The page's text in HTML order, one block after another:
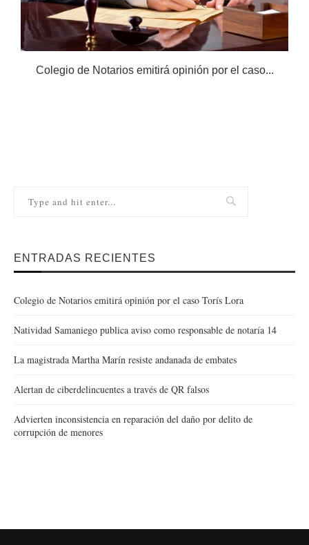
Colegio de Notarios emitirá opinión por el caso...
ENTRADAS RECIENTES
Colegio de Notarios emitirá opinión por el caso Torís Lora
Natividad Samaniego publica aviso como responsable de notaría 14
La magistrada Martha Marín resiste andanada de embates
Alertan de ciberdelincuentes a través de QR falsos
Advierten inconsistencia en reparación del daño por delito de
corrupción de menores